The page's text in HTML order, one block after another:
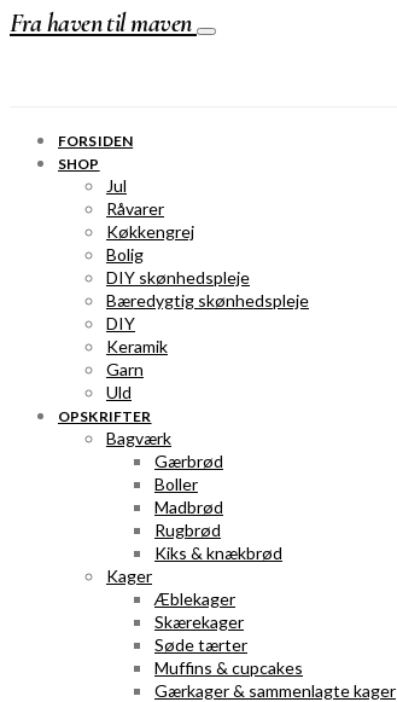
Fra haven til maven
FORSIDEN
SHOP
Jul
Råvarer
Køkkengrej
Bolig
DIY skønhedspleje
Bæredygtig skønhedspleje
DIY
Keramik
Garn
Uld
OPSKRIFTER
Bagværk
Gærbrød
Boller
Madbrød
Rugbrød
Kiks & knækbrød
Kager
Æblekager
Skærekager
Søde tærter
Muffins & cupcakes
Gærkager & sammenlagte kager